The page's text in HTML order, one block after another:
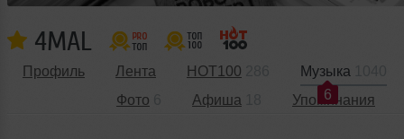
4MAL
Профиль Лента HOT100
Музыка
6
Фото
Афиша Упоминания